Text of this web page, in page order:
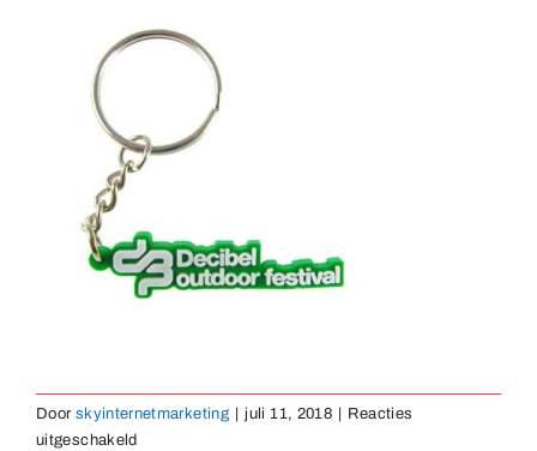
Schlüsselanhänger
Medaillen
Magnete
Door skyinternetmarketing | juli 11, 2018 | Reacties
uitgeschakeldvoor